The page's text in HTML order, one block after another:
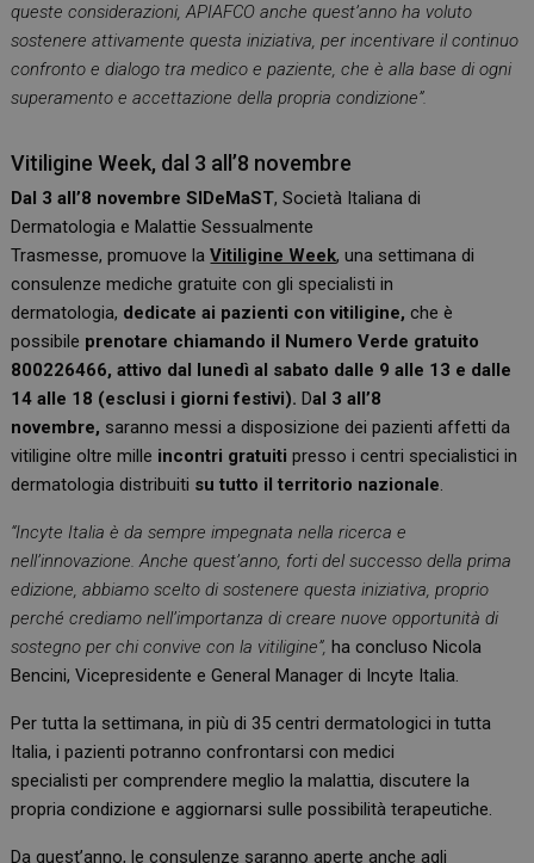
queste considerazioni, APIAFCO anche quest’anno ha voluto
sostenere attivamente questa iniziativa, per incentivare il continuo
confronto e dialogo tra medico e paziente, che è alla base di ogni
superamento e accettazione della propria condizione”.
Vitiligine Week, dal 3 all’8 novembre
Dal 3 all’8 novembre SIDeMaST, Società Italiana di
Dermatologia e Malattie Sessualmente
Trasmesse, promuove laVitiligine Week, una settimana di
consulenze mediche gratuite con gli specialisti in
dermatologia, dedicate ai pazienti con vitiligine,che è
possibile prenotare chiamando il Numero Verde gratuito
800226466, attivo dal lunedì al sabato dalle 9 alle 13 e dalle
14 alle 18 (esclusi i giorni festivi). Dal 3 all’8
novembre, saranno messi a disposizione dei pazienti affetti da
vitiligine oltre mille incontri gratuiti presso i centri specialistici in
dermatologia distribuiti su tutto il territorio nazionale.
“Incyte Italia è da sempre impegnata nella ricerca e
nell’innovazione. Anche quest’anno, forti del successo della prima
edizione, abbiamo scelto di sostenere questa iniziativa, proprio
perché crediamo nell’importanza di creare nuove opportunità di
sostegno per chi convive con la vitiligine”, ha concluso Nicola
Bencini, Vicepresidente e General Manager di Incyte Italia.
Per tutta la settimana, in più di 35 centri dermatologici in tutta
Italia, i pazienti potranno confrontarsi con medici
specialisti per comprendere meglio la malattia, discutere la
propria condizione e aggiornarsi sulle possibilità terapeutiche.
Da quest’anno, le consulenze saranno aperte anche agli